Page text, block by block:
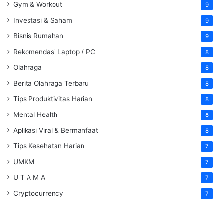
Gym & Workout 9
Investasi & Saham 9
Bisnis Rumahan 9
Rekomendasi Laptop / PC 8
Olahraga 8
Berita Olahraga Terbaru 8
Tips Produktivitas Harian 8
Mental Health 8
Aplikasi Viral & Bermanfaat 8
Tips Kesehatan Harian 7
UMKM 7
U T A M A 7
Cryptocurrency 7